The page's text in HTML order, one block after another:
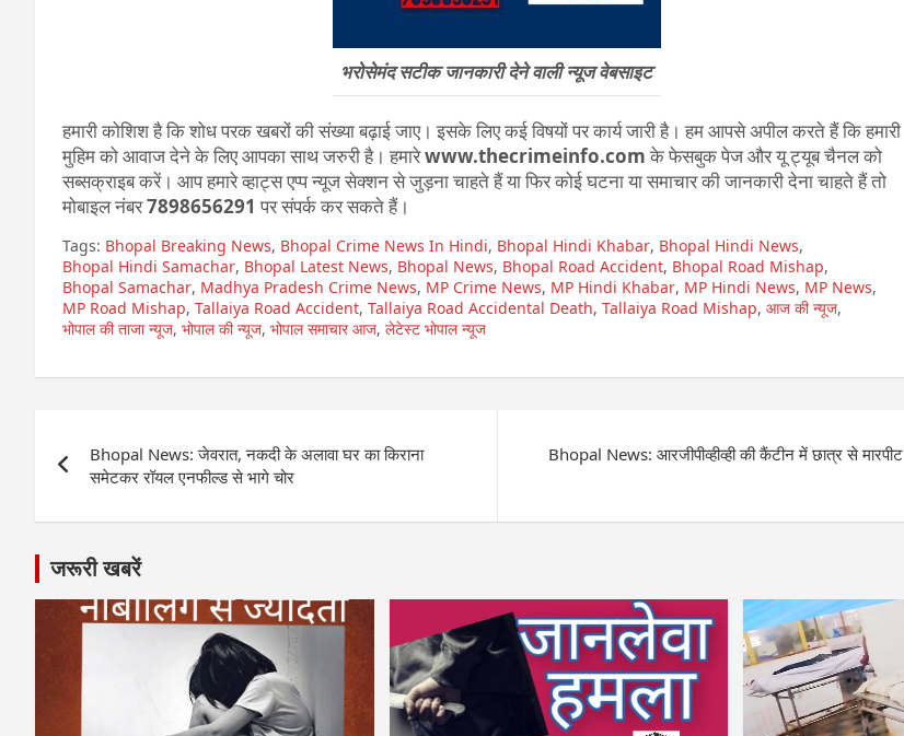
भरोसेमंद सटीक जानकारी देने वाली न्यूज वेबसाइट
हमारी कोशिश है कि शोध परक खबरों की संख्या बढ़ाई जाए। इसके लिए कई विषयों पर कार्य जारी है। हम आपसे अपील करते हैं कि हमारी
मुहिम को आवाज देने के लिए आपका साथ जरुरी है। हमारेwww.thecrimeinfo.comके फेसबुक पेज और यू ट्यूब चैनल को
सब्सक्राइब करें। आप हमारे व्हाट्स एप्प न्यूज सेक्शन से जुड़ना चाहते हैं या फिर कोई घटना या समाचार की जानकारी देना चाहते हैं तो
मोबाइल नंबर7898656291 पर संपर्क कर सकते हैं।
Tags: Bhopal Breaking News, Bhopal Crime News In Hindi, Bhopal Hindi Khabar, Bhopal Hindi News,
Bhopal Hindi Samachar, Bhopal Latest News, Bhopal News, Bhopal Road Accident, Bhopal Road Mishap,
Bhopal Samachar, Madhya Pradesh Crime News, MP Crime News, MP Hindi Khabar, MP Hindi News, MP News,
MP Road Mishap, Tallaiya Road Accident, Tallaiya Road Accidental Death, Tallaiya Road Mishap, आज की न्यूज,
भोपाल की ताजा न्यूज, भोपाल की न्यूज, भोपाल समाचार आज, लेटेस्ट भोपाल न्यूज
navigation
Bhopal News: जेवरात, नकदी के अलावा घर का किराना
समेटकर रॉयल एनफील्ड से भागे चोर
Bhopal News: आरजीपीव्हीव्ही की कैंटीन में छात्र से मारपीट
जरूरी खबरें